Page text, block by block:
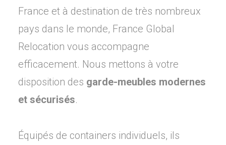
France et à destination de très nombreux
pays dans le monde, France Global
Relocation vous accompagne
efficacement. Nous mettons à votre
disposition des garde-meubles modernes
et sécurisés.
Équipés de containers individuels, ils